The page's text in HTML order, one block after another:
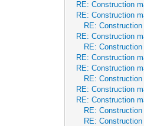
RE: Construction
RE: Construction
RE:
RE: Construction
RE:
RE: Construction
RE: Construction
RE:
RE: Construction
RE: Construction
RE:
RE: